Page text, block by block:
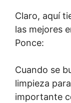
Claro, aquí
las mejores
Ponce:
Cuando se
limpieza
importante